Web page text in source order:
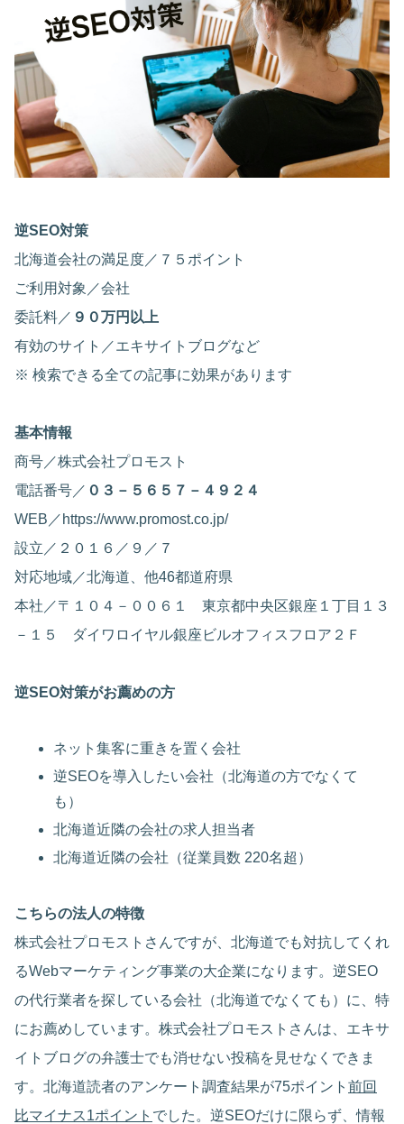
逆SEO対策
北海道会社の満足度／７５ポイント
ご利用対象／会社
委託料／ ９０万円以上
有効のサイト／エキサイトブログなど
※ 検索できる全ての記事に効果があります
基本情報
商号／株式会社プロモスト
電話番号／ ０３－５６５７－４９２４
WEB／https://www.promost.co.jp/
設立／２０１６／９／７
対応地域／北海道、他46都道府県
本社／〒１０４－００６１ 東京都中央区銀座１丁目１３
－１５ ダイワロイヤル銀座ビルオフィスフロア２Ｆ
逆SEO対策がお薦めの方
ネット集客に重きを置く会社
逆SEOを導入したい会社（北海道の方でなくて
も）
北海道近隣の会社の求人担当者
北海道近隣の会社（従業員数 220名超）
こちらの法人の特徴
株式会社プロモストさんですが、北海道でも対抗してくれ
るWebマーケティング事業の大企業になります。逆SEO
の代行業者を探している会社（北海道でなくても）に、特
にお薦めしています。株式会社プロモストさんは、エキサ
イトブログの弁護士でも消せない投稿を見せなくできま
す。北海道読者のアンケート調査結果が75ポイント 前回
比マイナス1ポイント でした。逆SEOだけに限らず、情報